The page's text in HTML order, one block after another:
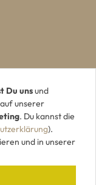
Du unsund
unserer
. Du kannst die
).
und in unserer